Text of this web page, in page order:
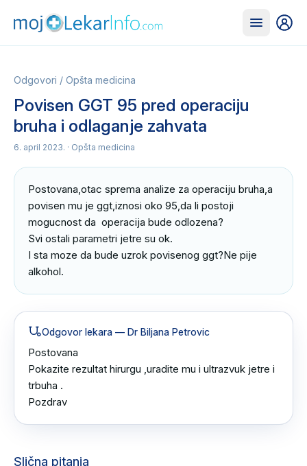
Odgovori / Opšta medicina
Povisen GGT 95 pred operaciju
bruha i odlaganje zahvata
6. april 2023. · Opšta medicina
Postovana,otac sprema analize za operaciju bruha,a
povisen mu je ggt,iznosi oko 95,da li postoji
mogucnost da  operacija bude odlozena?
Svi ostali parametri jetre su ok.
I sta moze da bude uzrok povisenog ggt?Ne pije
alkohol.
Odgovor lekara — Dr Biljana Petrovic
Postovana
Pokazite rezultat hirurgu ,uradite mu i ultrazvuk jetre i
trbuha .
Pozdrav
Slična pitanja